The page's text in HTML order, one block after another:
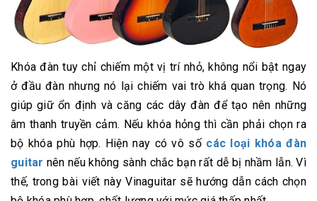
Khóa đàn tuy chỉ chiếm một vị trí nhỏ, không nổi bật ngay
ở đầu đàn nhưng nó lại chiếm vai trò khá quan trọng. Nó
giúp giữ ổn định và căng các dây đàn để tạo nên những
âm thanh truyền cảm. Nếu khóa hỏng thì cần phải chọn ra
bộ khóa phù hợp. Hiện nay có vô số các loại khóa đàn
guitar nên nếu không sành chắc bạn rất dễ bị nhầm lẫn. Vì
thế, trong bài viết này Vinaguitar sẽ hướng dẫn cách chọn